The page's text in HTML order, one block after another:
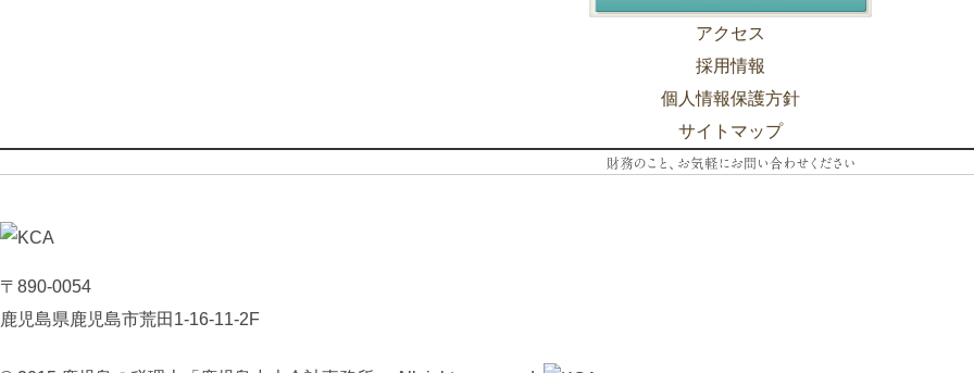
アクセス
採用情報
個人情報保護方針
サイトマップ
〒890-0054
鹿児島県鹿児島市荒田1-16-11-2F